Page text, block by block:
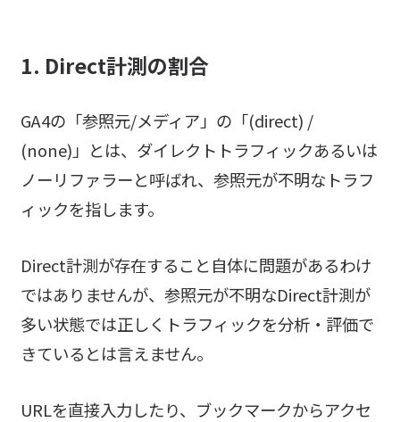
1. Direct計測の割合
GA4の「参照元/メディア」の「(direct) /
(none)」とは、ダイレクトトラフィックあるいは
ノーリファラーと呼ばれ、参照元が不明なトラフ
ィックを指します。
Direct計測が存在すること自体に問題があるわけ
ではありませんが、参照元が不明なDirect計測が
多い状態では正しくトラフィックを分析・評価で
きているとは言えません。
URLを直接入力したり、ブックマークからアクセ